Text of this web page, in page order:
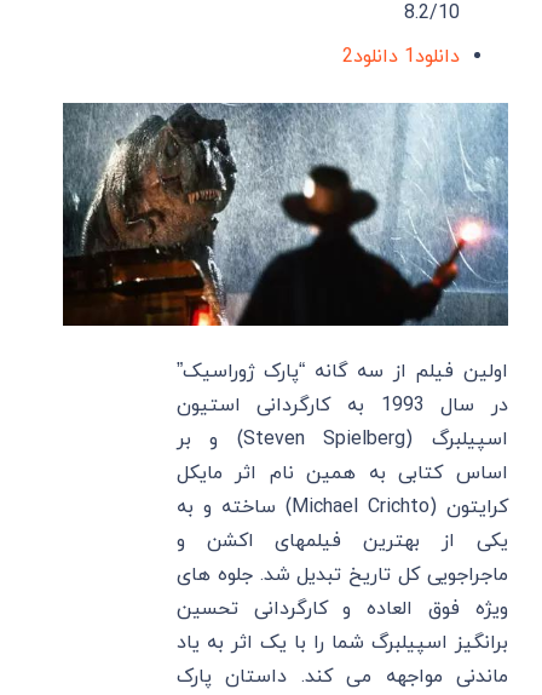
8.2/10
دانلود1
دانلود2
اولین فیلم از سه گانه “پارک ژوراسیک”
در سال 1993 به کارگردانی استیون
اسپیلبرگ (Steven Spielberg) و بر
اساس کتابی به همین نام اثر مایکل
کرایتون (Michael Crichto) ساخته و به
یکی از بهترین فیلمهای اکشن و
ماجراجویی کل تاریخ تبدیل شد. جلوه های
ویژه فوق العاده و کارگردانی تحسین
برانگیز اسپیلبرگ شما را با یک اثر به یاد
ماندنی مواجهه می کند. داستان پارک